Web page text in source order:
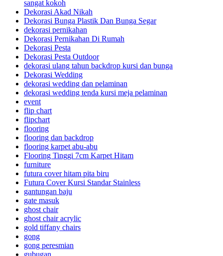
sangat kokoh
Dekorasi Akad Nikah
Dekorasi Bunga Plastik Dan Bunga Segar
dekorasi pernikahan
Dekorasi Pernikahan Di Rumah
Dekorasi Pesta
Dekorasi Pesta Outdoor
dekorasi ulang tahun backdrop kursi dan bunga
Dekorasi Wedding
dekorasi wedding dan pelaminan
dekorasi wedding tenda kursi meja pelaminan
event
flip chart
flipchart
flooring
flooring dan backdrop
flooring karpet abu-abu
Flooring Tinggi 7cm Karpet Hitam
furniture
futura cover hitam pita biru
Futura Cover Kursi Standar Stainless
gantungan baju
gate masuk
ghost chair
ghost chair acrylic
gold tiffany chairs
gong
gong peresmian